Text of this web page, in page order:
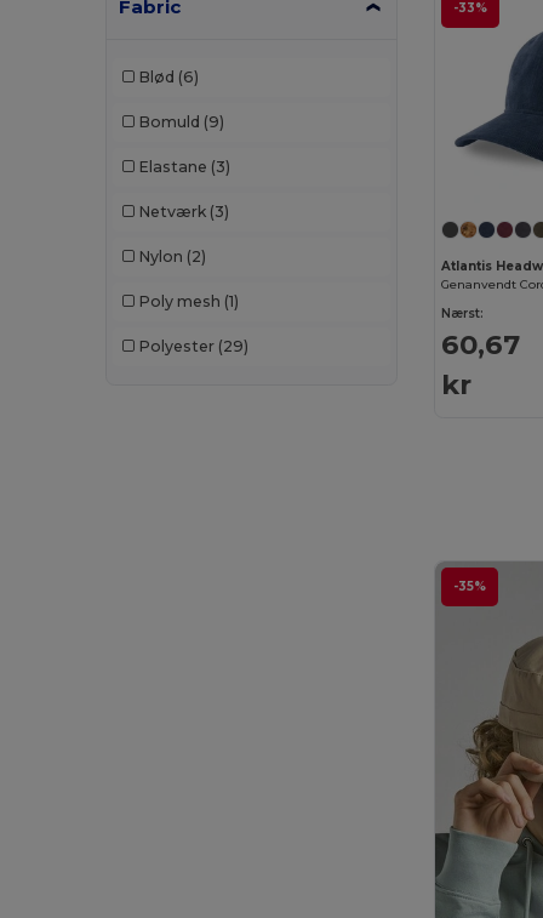
CamelBak
Carhartt (12)
Case Logic (18)
Caterpillar (2)
CG International
Cherokee (4)
Chipolo (2)
Fabric
Blød (6)
Bomuld (9)
Elastane (3)
Netværk (3)
Nylon (2)
Poly mesh (1)
Polyester (29)
-33%
Atlantis
Genanvendt
Nærst:
60,67
kr
-35%